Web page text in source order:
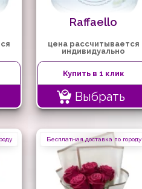
Raffaello
цена рассчитывается
индивидуально
Купить в 1 клик
Выбрать
Бесплатная доставка по городу